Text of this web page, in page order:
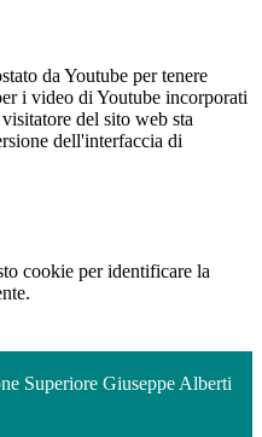
da Youtube per tenere
i video di Youtube incorporati
del sito web sta
dell'interfaccia di
cookie per identificare la
Superiore Giuseppe Alberti